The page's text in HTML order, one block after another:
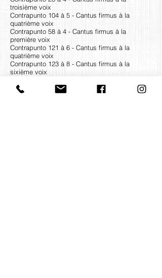
troisième voix
Contrapunto 104 à 5 - Cantus firmus à la
quatrième voix
Contrapunto 58 à 4 - Cantus firmus à la
première voix
Contrapunto 121 à 6 - Cantus firmus à la
quatrième voix
Contrapunto 123 à 8 - Cantus firmus à la
sixième voix
troisième voix